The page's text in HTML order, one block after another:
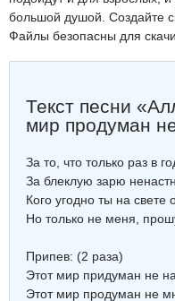
большой душой. Создайте
Файлы безопасны для
Текст песни
мир продуман
За то, что только раз в
За блеклую зарю
Кого угодно ты на свете
Но только не меня,
Припев: (2 раза)
Этот мир придуман не
Этот мир продуман не